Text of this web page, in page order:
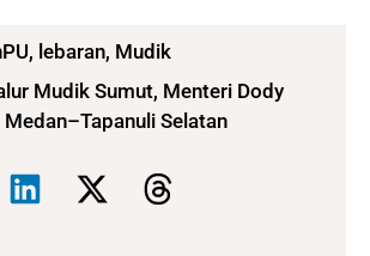
, lebaran, Mudik
Mudik Sumut, Menteri Dody
Medan–Tapanuli Selatan